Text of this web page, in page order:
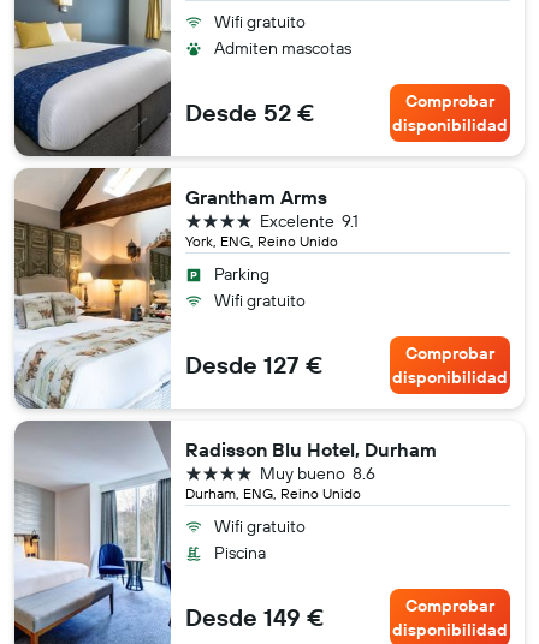
Wifi gratuito
Admiten mascotas
Desde 52 €
Comprobar
disponibilidad
Grantham Arms
York, ENG, Reino Unido
9.1
Excelente
4 estrellas
Parking
Wifi gratuito
Desde 127 €
Comprobar
disponibilidad
Radisson Blu Hotel, Durham
Durham, ENG, Reino Unido
8.6
Muy bueno
4 estrellas
Wifi gratuito
Piscina
Desde 149 €
Comprobar
disponibilidad